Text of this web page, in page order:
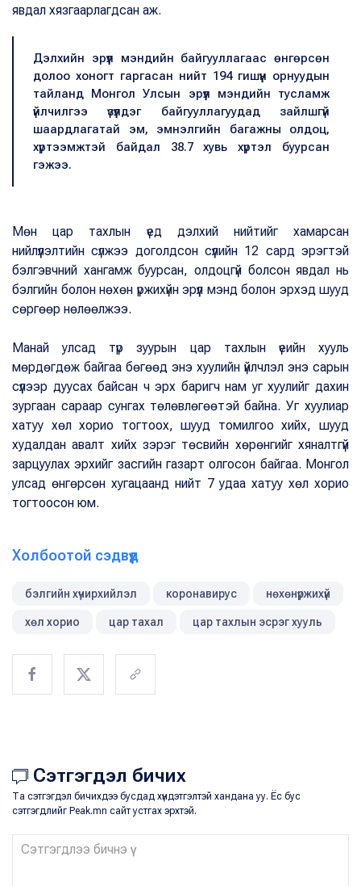
явдал хязгаарлагдсан аж.
Дэлхийн эрүүл мэндийн байгууллагаас өнгөрсөн
долоо хоногт гаргасан нийт 194 гишүүн орнуудын
тайланд Монгол Улсын эрүүл мэндийн тусламж
үйлчилгээ үзүүлдэг байгууллагуудад зайлшгүй
шаардлагатай эм, эмнэлгийн багажны олдоц,
хүртээмжтэй байдал 38.7 хувь хүртэл буурсан
гэжээ.
Мөн цар тахлын үед дэлхий нийтийг хамарсан
нийлүүлэлтийн сүлжээ доголдсон сүүлийн 12 сард эрэгтэй
бэлгэвчний хангамж буурсан, олдоцгүй болсон явдал нь
бэлгийн болон нөхөн үржихүйн эрүүл мэнд болон эрхэд шууд
сөргөөр нөлөөлжээ.
Манай улсад түр зуурын цар тахлын үеийн хууль
мөрдөгдөж байгаа бөгөөд энэ хуулийн үйлчлэл энэ сарын
сүүлээр дуусах байсан ч эрх баригч нам уг хуулийг дахин
зургаан сараар сунгах төлөвлөгөөтэй байна. Уг хуулиар
хатуу хөл хорио тогтоох, шууд томилгоо хийх, шууд
худалдан авалт хийх зэрэг төсвийн хөрөнгийг хяналтгүй
зарцуулах эрхийг засгийн газарт олгосон байгаа. Монгол
улсад өнгөрсөн хугацаанд нийт 7 удаа хатуу хөл хорио
тогтоосон юм.
Холбоотой сэдвүүд
бэлгийн хүчирхийлэл коронавирус нөхөнүржихүй
хөл хорио цар тахал цар тахлын эсрэг хууль
Сэтгэгдэл бичих
Та сэтгэгдэл бичихдээ бусдад хүндэтгэлтэй хандана уу. Ёс бус
сэтгэгдлийг Peak.mn сайт устгах эрхтэй.